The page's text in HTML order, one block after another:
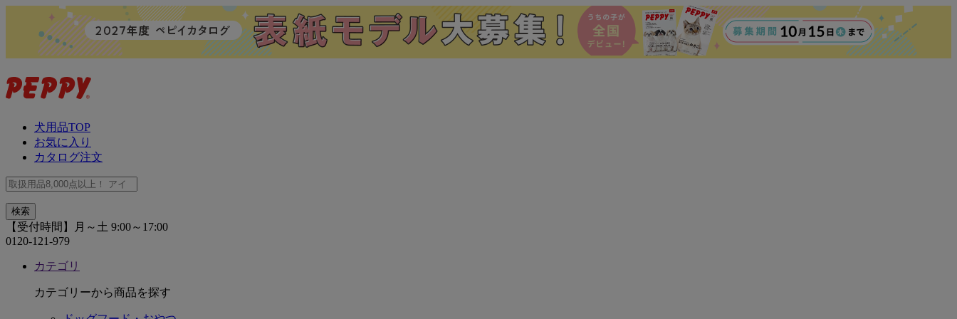
犬用品TOP
お気に入り
カタログ注文
【受付時間】月～土 9:00～17:00
0120-121-979
カテゴリ
カテゴリーから商品を探す